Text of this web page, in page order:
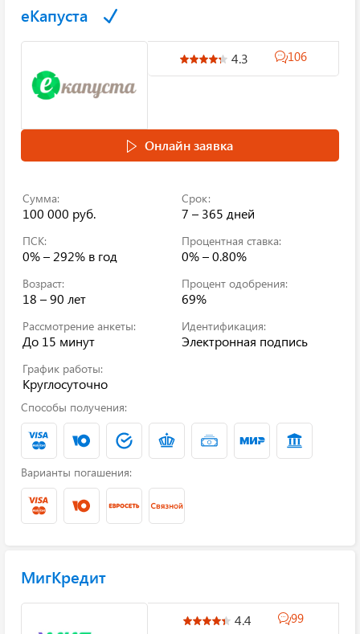
еКапуста
4.3 106
Онлайн заявка
Сумма:
100 000 руб.
Срок:
7 – 365 дней
ПСК:
0% – 292% в год
Процентная ставка:
0% – 0.80%
Возраст:
18 – 90 лет
Процент одобрения:
69%
Рассмотрение анкеты:
До 15 минут
Идентификация:
Электронная подпись
График работы:
Круглосуточно
Способы получения:
Варианты погашения:
МигКредит
4.4 99